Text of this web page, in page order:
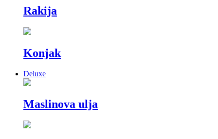
Rakija
Konjak
Deluxe
Maslinova ulja